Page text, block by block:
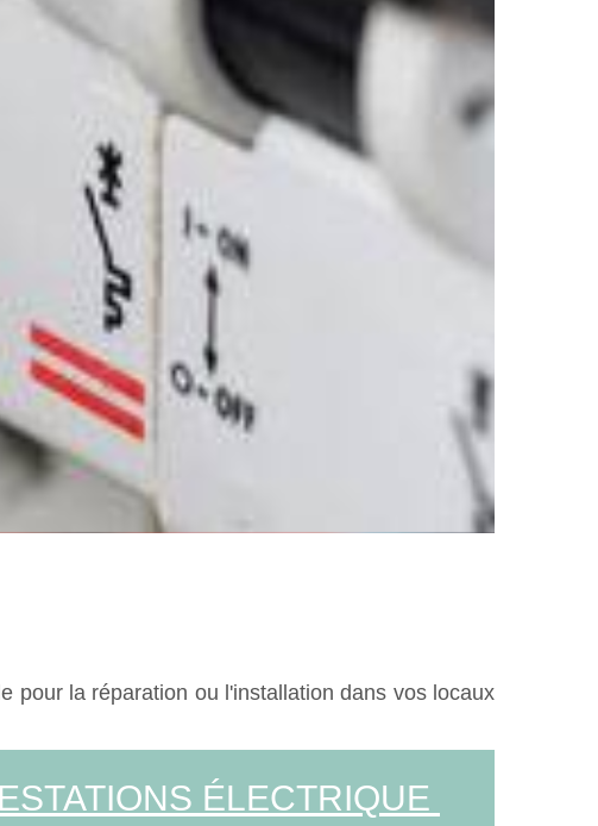
pour la réparation ou l'installation dans vos locaux
ÉLECTRIQUE